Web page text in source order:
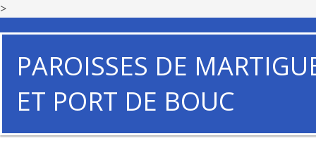
>
PAROISSES DE
ET PORT DE BOUC